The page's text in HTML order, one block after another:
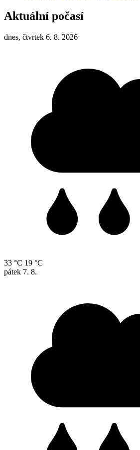
Aktuální počasí
dnes, čtvrtek 6. 8. 2026
33 °C 19 °C
pátek 7. 8.